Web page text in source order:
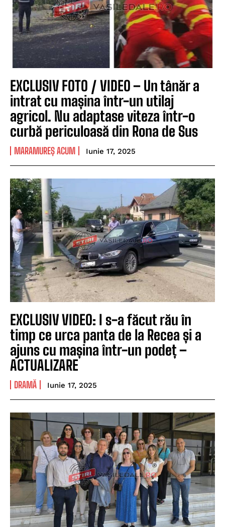
EXCLUSIV FOTO / VIDEO – Un tânăr a
intrat cu mașina într-un utilaj
agricol. Nu adaptase viteza într-o
curbă periculoasă din Rona de Sus
MARAMUREȘ ACUM Iunie 17, 2025
EXCLUSIV VIDEO: I s-a făcut rău în
timp ce urca panta de la Recea și a
ajuns cu mașina într-un podeț –
ACTUALIZARE
DRAMĂ Iunie 17, 2025